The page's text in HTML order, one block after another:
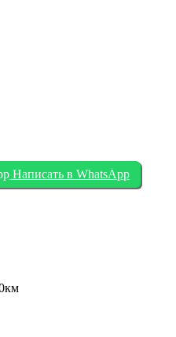
Написать в WhatsApp